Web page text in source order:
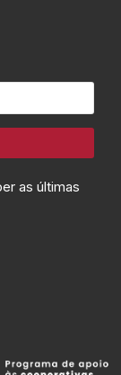
as últimas